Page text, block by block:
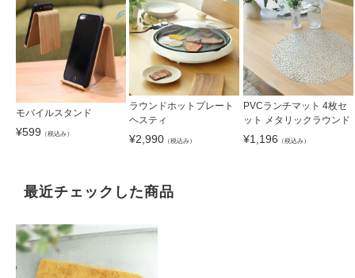
モバイルスタンド
¥599 （税込み）
ラウンドホットプレート
ヘスティ
¥2,990 （税込み）
PVCランチマット 4枚セ
ット メタリックラウンド
¥1,196 （税込み）
最近チェックした商品